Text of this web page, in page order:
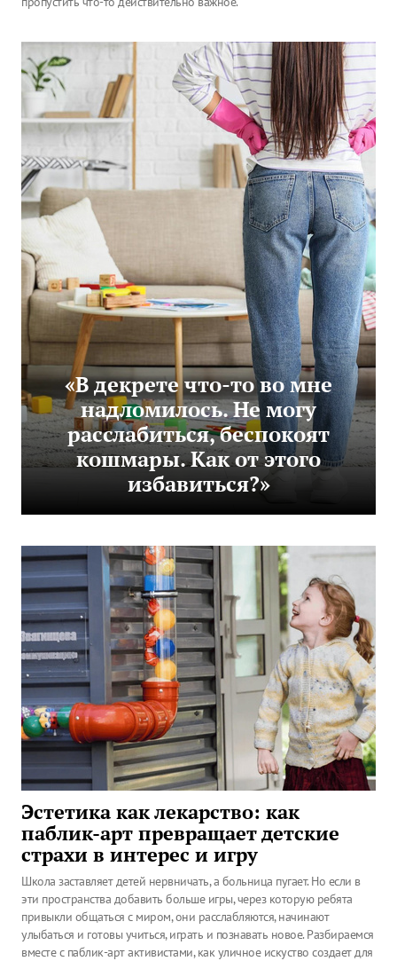
«В декрете что-то во мне
надломилось. Не могу
расслабиться, беспокоят
кошмары. Как от этого
избавиться?»
Эстетика как лекарство: как
паблик-арт превращает детские
страхи в интерес и игру
Школа заставляет детей нервничать, а больница пугает. Но если в
эти пространства добавить больше игры, через которую ребята
привыкли общаться с миром, они расслабляются, начинают
улыбаться и готовы учиться, играть и познавать новое. Разбираемся
вместе с паблик-арт активистами, как уличное искуство создает для